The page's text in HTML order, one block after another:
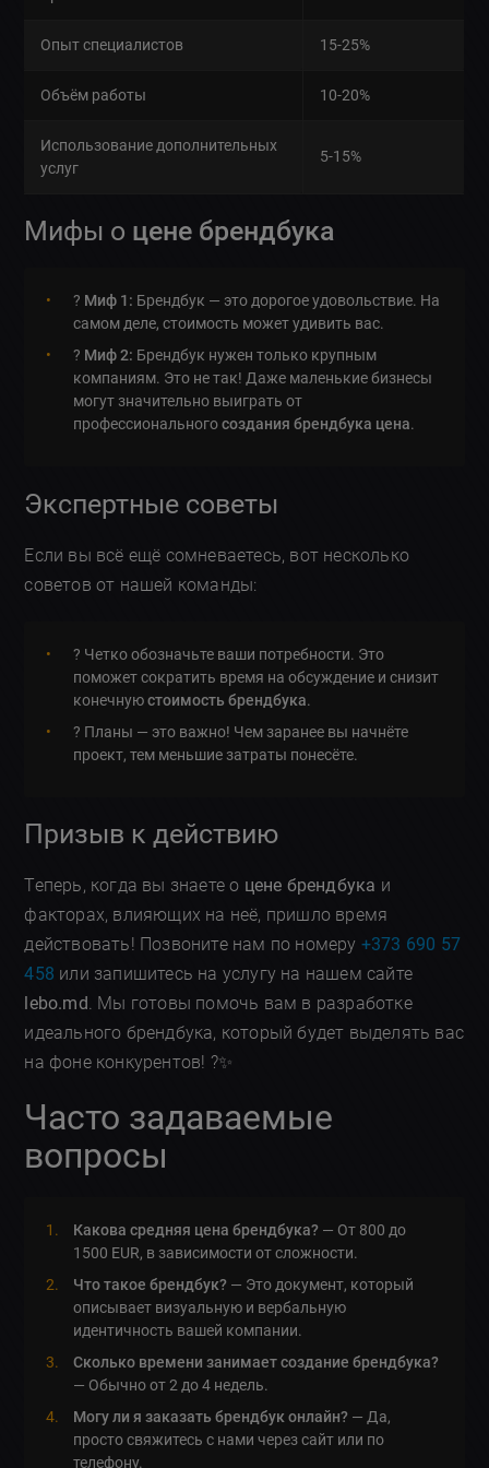
Опыт специалистов 15-25%
Объём работы 10-20%
Использование дополнительных
услуг
5-15%
Мифы о цене брендбука
? Миф 1: Брендбук — это дорогое удовольствие. На
самом деле, стоимость может удивить вас.
? Миф 2: Брендбук нужен только крупным
компаниям. Это не так! Даже маленькие бизнесы
могут значительно выиграть от
профессиональногосоздания брендбука цена.
Экспертные советы
Если вы всё ещё сомневаетесь, вот несколько
советов от нашей команды:
? Четко обозначьте ваши потребности. Это
поможет сократить время на обсуждение и снизит
конечнуюстоимость брендбука.
? Планы — это важно! Чем заранее вы начнёте
проект, тем меньшие затраты понесёте.
Призыв к действию
Теперь, когда вы знаете о цене брендбука и
факторах, влияющих на неё, пришло время
действовать! Позвоните нам по номеру +373 690 57
458 или запишитесь на услугу на нашем сайте
lebo.md. Мы готовы помочь вам в разработке
идеального брендбука, который будет выделять вас
на фоне конкурентов! ?✨
Часто задаваемые
вопросы
Какова средняя цена брендбука? — От 800 до
1500 EUR, в зависимости от сложности.
Что такое брендбук? — Это документ, который
описывает визуальную и вербальную
идентичность вашей компании.
Сколько времени занимает создание брендбука?
— Обычно от 2 до 4 недель.
Могу ли я заказать брендбук онлайн? — Да,
просто свяжитесь с нами через сайт или по
телефону.